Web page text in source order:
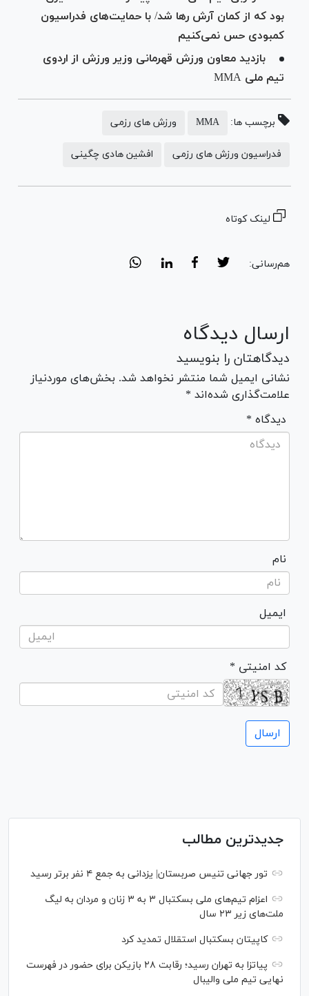
بود که از کمان آرش رها شد/ با حمایت‌های فدراسیون
کمبودی حس نمی‌کنیم
بازدید معاون ورزش قهرمانی وزیر ورزش از اردوی
تیم ملی MMA
برچسب ها: MMA ورزش های رزمی
فدراسیون ورزش های رزمی افشین هادی چگینی
لینک کوتاه
هم‌رسانی:
ارسال دیدگاه
دیدگاهتان را بنویسید
نشانی ایمیل شما منتشر نخواهد شد. بخش‌های موردنیاز
علامت‌گذاری شده‌اند *
* دیدگاه
نام
ایمیل
* کد امنیتی
جدیدترین مطالب
تور جهانی تنیس صربستان| یزدانی به جمع ۴ نفر برتر رسید
اعزام تیم‌های ملی بسکتبال ۳ به ۳ زنان و مردان به لیگ
ملت‌های زیر ۲۳ سال
کاپیتان بسکتبال استقلال تمدید کرد
پیاتزا به تهران رسید؛ رقابت ۲۸ بازیکن برای حضور در فهرست
نهایی تیم ملی والیبال